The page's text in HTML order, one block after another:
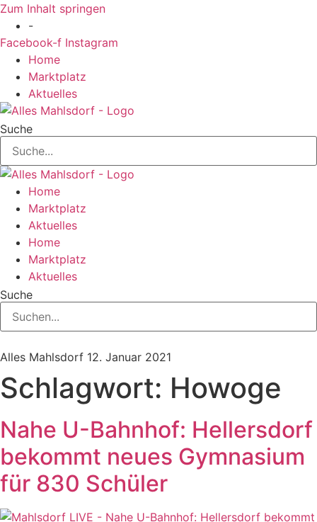
Zum Inhalt springen
-
Facebook-f Instagram
Home
Marktplatz
Aktuelles
Suche
Home
Marktplatz
Aktuelles
Home
Marktplatz
Aktuelles
Suche
Alles Mahlsdorf 12. Januar 2021
Schlagwort: Howoge
Nahe U-Bahnhof: Hellersdorf
bekommt neues Gymnasium
für 830 Schüler